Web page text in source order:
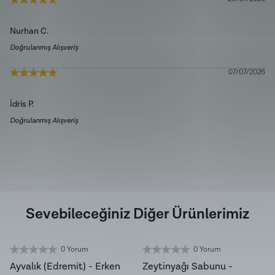
Nurhan C.
Doğrulanmış Alışveriş
İdris P.
Doğrulanmış Alışveriş
07/07/2026
Sevebileceğiniz Diğer Ürünlerimiz
YENİ HASAT 0 Yorum
Ayvalık (Edremit) - Erken
0 Yorum
Zeytinyağı Sabunu -